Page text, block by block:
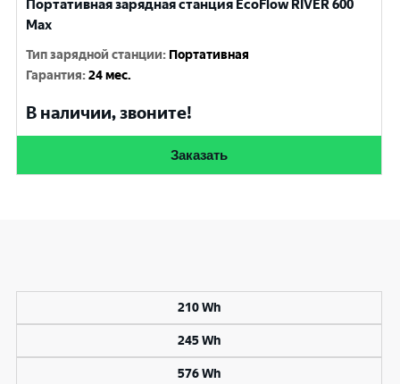
Портативная зарядная станция EcoFlow RIVER 600
Max
Тип зарядной станции: Портативная
Гарантия:24 мес.
В наличии, звоните!
Заказать
210 Wh
245 Wh
576 Wh